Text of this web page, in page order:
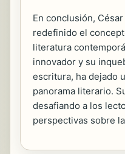
En conclusión,
redefinido el
literatura
innovador y su
escritura, ha dejado
panorama literario.
desafiando a los
perspectivas sobre